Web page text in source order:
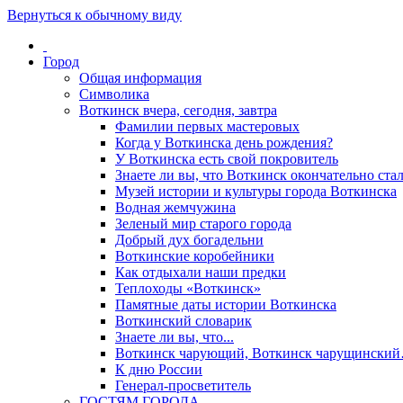
Вернуться к обычному виду
Город
Общая информация
Символика
Воткинск вчера, сегодня, завтра
Фамилии первых мастеровых
Когда у Воткинска день рождения?
У Воткинска есть свой покровитель
Знаете ли вы, что Воткинск окончательно
Музей истории и культуры города Воткинска
Водная жемчужина
Зеленый мир старого города
Добрый дух богадельни
Воткинские коробейники
Как отдыхали наши предки
Теплоходы «Воткинск»
Памятные даты истории Воткинска
Воткинский словарик
Знаете ли вы, что...
Воткинск чарующий, Воткинск
К дню России
Генерал-просветитель